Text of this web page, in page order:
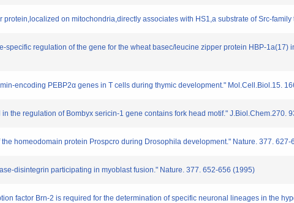
protein,localized on mitochondria,directly associates with HS1,a substrate of Src-
specific regulation of the gene for the wheat basec/leucine zipper protein HBP-1a(17)
encoding PEBP2α genes in T cells during thymic development." Mol.Cell.Biol.15.
in the regulation of Bombyx sericin-1 gene contains fork head motif." J.Biol.Chem.270.
the homeodomain protein Prospcro during Drosophila development." Nature. 377. 627-
disintegrin participating in myoblast fusion." Nature. 377. 652-656 (1995)
factor Brn-2 is required for the determination of specific neuronal lineages in the